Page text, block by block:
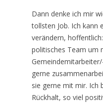
Dann denke ich mir
tollsten Job. Ich kann
verändern,
politisches Team um
gerne
sie gerne mit mir. Ich
Rückhalt, so viel